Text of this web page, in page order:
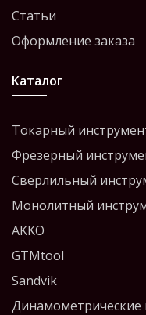
Статьи
Оформление заказа
Каталог
Токарный
Фрезерный
Сверлильный
Монолитный
AKKO
GTMtool
Sandvik
Динамометрические